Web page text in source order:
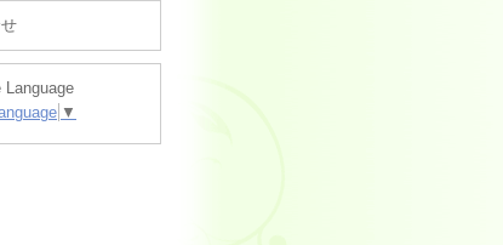
Language
▼